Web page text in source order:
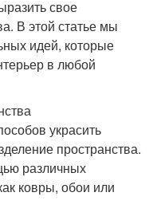
свое
В этой статье мы
идей, которые
в любой
украсить
пространства.
различных
ковры, обои или